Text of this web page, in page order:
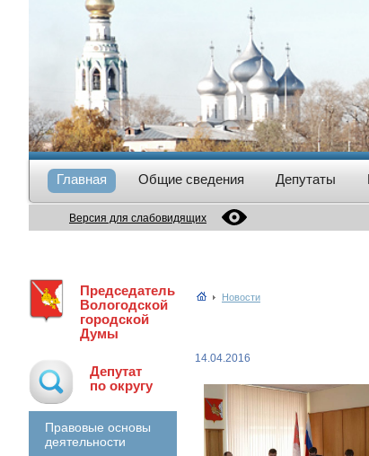
Главная Общие сведения Депутаты
Версия для слабовидящих
Председатель
Вологодской
городской
Думы
Депутат
по округу
Правовые основы
деятельности
Новости
14.04.2016